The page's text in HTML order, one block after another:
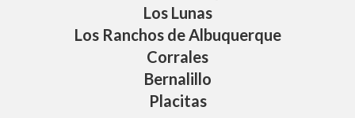
Los Lunas
Los Ranchos de Albuquerque
Corrales
Bernalillo
Placitas